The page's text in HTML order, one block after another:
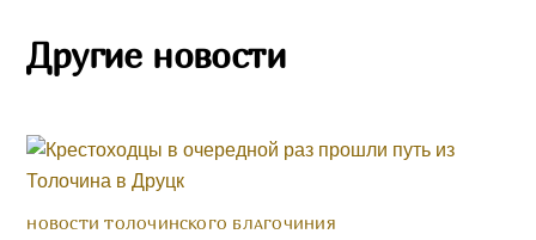
Другие новости
НОВОСТИ ТОЛОЧИНСКОГО БЛАГОЧИНИЯ